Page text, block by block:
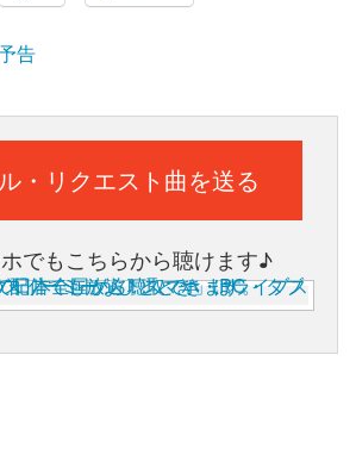
告
・リクエスト曲を送る
でもこちらから聴けます♪